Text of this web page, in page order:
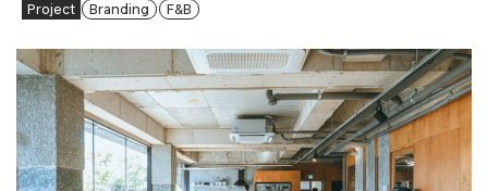
Project Branding F&B